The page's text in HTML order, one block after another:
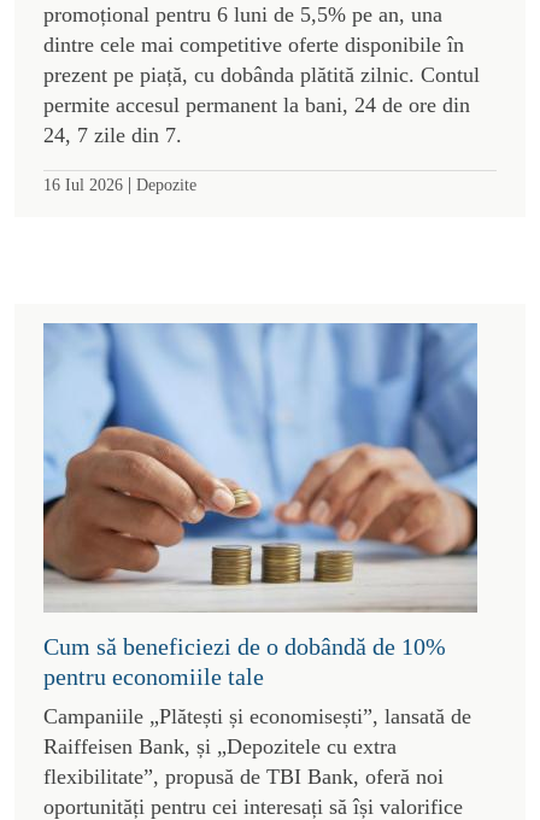
promoțional pentru 6 luni de 5,5% pe an, una
dintre cele mai competitive oferte disponibile în
prezent pe piață, cu dobânda plătită zilnic. Contul
permite accesul permanent la bani, 24 de ore din
24, 7 zile din 7.
16 Iul 2026 | Depozite
Cum să beneficiezi de o dobândă de 10%
pentru economiile tale
Campaniile „Plătești și economisești”, lansată de
Raiffeisen Bank, și „Depozitele cu extra
flexibilitate”, propusă de TBI Bank, oferă noi
oportunități pentru cei interesați să își valorifice